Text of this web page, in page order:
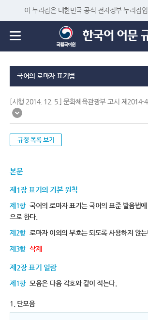
이 누리집은 대한민국 공식 전자정부 누리집입
국어의 로마자 표기법
[시행 2014. 12. 5.] 문화체육관광부 고시 제2014-
규정 목록 보기
본문
제1장 표기의 기본 원칙
제1항 국어의 로마자 표기는 국어의 표준 발음법
으로 한다.
제2항 로마자 이외의 부호는 되도록 사용하지 않는
제3항 삭제
제2장 표기 일람
제1항 모음은 다음 각호와 같이 적는다.
1. 단모음